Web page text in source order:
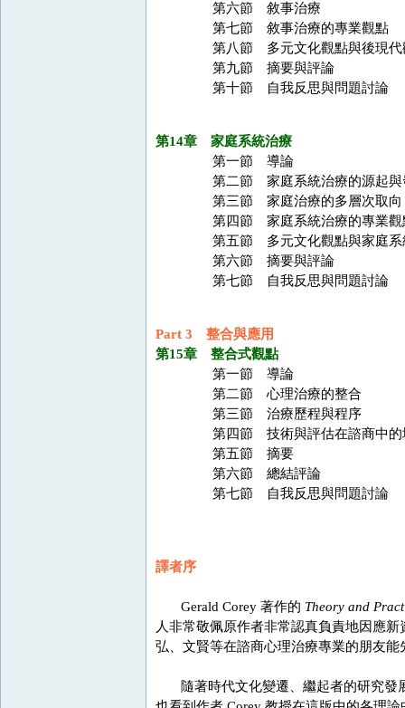
第六節 敘事治療
第七節 敘事治療的專業觀點
第八節 多元文化觀點與後現代
第九節 摘要與評論
第十節 自我反思與問題討論
第14章 家庭系統治療
第一節 導論
第二節 家庭系統治療的源起與
第三節 家庭治療的多層次取向
第四節 家庭系統治療的專業觀
第五節 多元文化觀點與家庭系
第六節 摘要與評論
第七節 自我反思與問題討論
Part 3 整合與應用
第15章 整合式觀點
第一節 導論
第二節 心理治療的整合
第三節 治療歷程與程序
第四節 技術與評估在諮商中的
第五節 摘要
第六節 總結評論
第七節 自我反思與問題討論
譯者序
Gerald Corey 著作的 Theory and
人非常敬佩原作者非常認真負責地因應
弘、文賢等在諮商心理治療專業的朋友
隨著時代文化變遷、繼起者的研究發